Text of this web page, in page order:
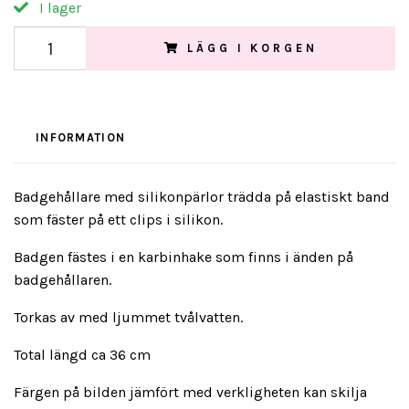
I lager
LÄGG I KORGEN
INFORMATION
Badgehållare med silikonpärlor trädda på elastiskt band
som fäster på ett clips i silikon.
Badgen fästes i en karbinhake som finns i änden på
badgehållaren.
Torkas av med ljummet tvålvatten.
Total längd ca 36 cm
Färgen på bilden jämfört med verkligheten kan skilja